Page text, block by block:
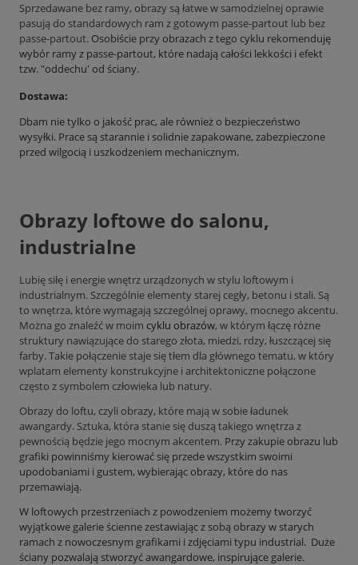
Sprzedawane bez ramy, obrazy są łatwe w samodzielnej oprawie
pasują do standardowych ram z gotowym passe-partout lub bez
passe-partout. Osobiście przy obrazach z tego cyklu rekomenduję
wybór ramy z passe-partout, które nadają całości lekkości i efekt
tzw. "oddechu' od ściany.
Dostawa:
Dbam nie tylko o jakość prac, ale również o bezpieczeństwo
wysyłki. Prace są starannie i solidnie zapakowane, zabezpieczone
przed wilgocią i uszkodzeniem mechanicznym.
Obrazy loftowe do salonu,
industrialne
Lubię siłę i energie wnętrz urządzonych w stylu loftowym i
industrialnym. Szczególnie elementy starej cegły, betonu i stali. Są
to wnętrza, które wymagają szczególnej oprawy, mocnego akcentu.
Można go znaleźć w moim cyklu obrazów, w którym łączę różne
struktury nawiązujące do starego złota, miedzi, rdzy, łuszczącej się
farby. Takie połączenie staje się tłem dla głównego tematu, w który
wplatam elementy konstrukcyjne i architektoniczne połączone
często z symbolem człowieka lub natury.
Obrazy do loftu, czyli obrazy, które mają w sobie ładunek
awangardy. Sztuka, która stanie się duszą takiego wnętrza z
pewnością będzie jego mocnym akcentem. Przy zakupie obrazu lub
grafiki powinniśmy kierować się przede wszystkim swoimi
upodobaniami i gustem, wybierając obrazy, które do nas
przemawiają.
W loftowych przestrzeniach z powodzeniem możemy tworzyć
wyjątkowe galerie ścienne zestawiając z sobą obrazy w starych
ramach z nowoczesnym grafikami i zdjęciami typu industrial. Duże
ściany pozwalają stworzyć awangardowe, inspirujące galerie.